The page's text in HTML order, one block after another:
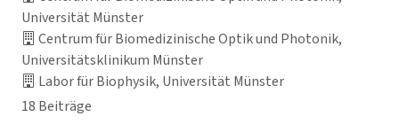
Universität Münster
Centrum für Biomedizinische Optik und Photonik,
Universitätsklinikum Münster
Labor für Biophysik, Universität Münster
18 Beiträge